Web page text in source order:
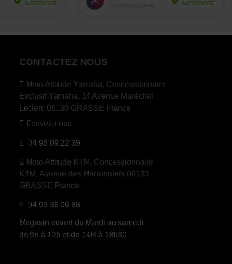
CONTACTEZ NOUS
Moto Attitude Yamaha, Concessionnaire
Exclusif Yamaha, 14 Avenue Maréchal
Leclerc 06130 GRASSE France
Ecrivez-nous
04 93 09 22 39
Moto Attitude KTM, Concessionnaire
KTM, Avenue des Marronniers 06130
GRASSE France
04 93 36 06 88
Magasin ouvert du Mardi au samedi
de 9h à 12h et de 14H à 18h30